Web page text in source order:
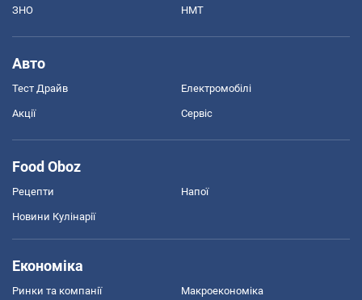
ЗНО НМТ
Авто
Тест Драйв Електромобілі
Акції Сервіс
Food Oboz
Рецепти Напої
Новини Кулінарії
Економіка
Ринки та компанії Макроекономіка